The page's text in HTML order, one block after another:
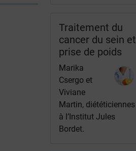
Traitement du
cancer du sein et
prise de poids
Marika
Csergo et
Viviane
Martin, diététiciennes
à l’Institut Jules
Bordet.